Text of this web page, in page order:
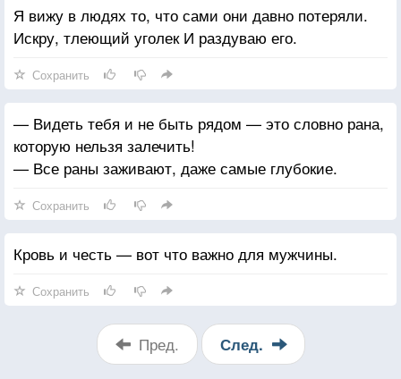
Я вижу в людях то, что сами они давно потеряли.
Искру, тлеющий уголек И раздуваю его.
Сохранить
— Видеть тебя и не быть рядом — это словно рана,
которую нельзя залечить!
— Все раны заживают, даже самые глубокие.
Сохранить
Кровь и честь — вот что важно для мужчины.
Сохранить
Пред. След.